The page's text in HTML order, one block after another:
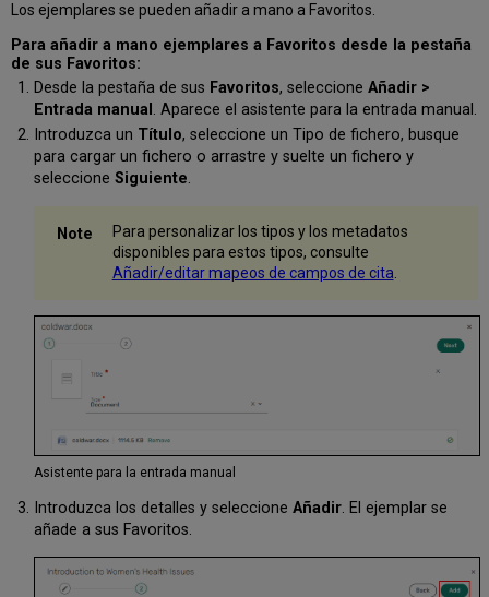
Los ejemplares se pueden añadir a mano a Favoritos.
Para añadir a mano ejemplares a Favoritos desde la pestaña
de sus Favoritos:
Desde la pestaña de sus Favoritos, seleccione Añadir >
Entrada manual . Aparece el asistente para la entrada manual.
Introduzca un Título, seleccione un Tipo de fichero, busque
para cargar un fichero o arrastre y suelte un fichero y
seleccione Siguiente.
Para personalizar los tipos y los metadatos
disponibles para estos tipos, consulte
Añadir/editar mapeos de campos de cita.
Asistente para la entrada manual
Introduzca los detalles y seleccione Añadir. El ejemplar se
añade a sus Favoritos.